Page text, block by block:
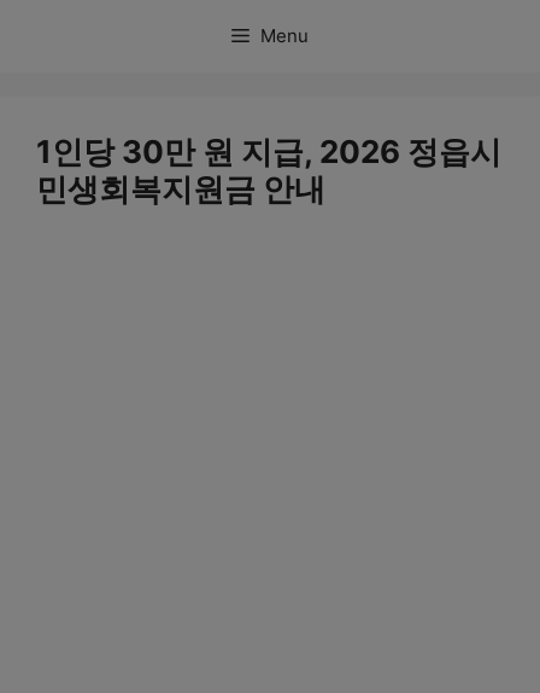
Menu
1인당 30만 원 지급, 2026 정읍시
민생회복지원금 안내